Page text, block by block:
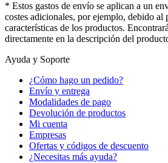
* Estos gastos de envío se aplican a un
costes adicionales, por ejemplo, debido al
características de los productos.
directamente en la descripción del
Ayuda y Soporte
¿Cómo hago un pedido?
Envío y entrega
Modalidades de pago
Devolución de productos
Mi cuenta
Empresas
Ofertas y códigos de descuento
¿Necesitas más ayuda?